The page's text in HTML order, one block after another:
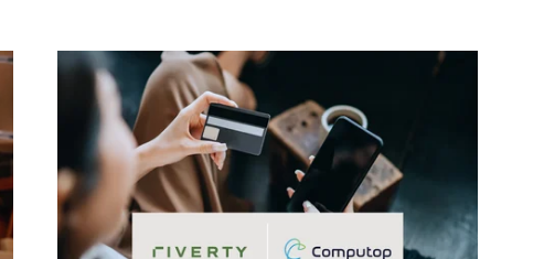
(DSGVO) – geraten viele Unternehmen an die
Grenzen traditioneller Compliance-Mechanismen.